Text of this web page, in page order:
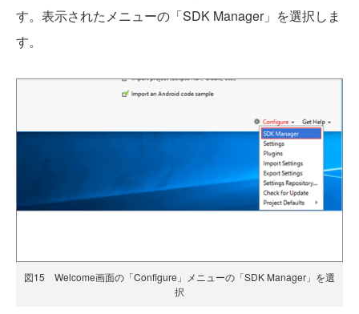
す。表示されたメニューの「SDK Manager」を選択しま
す。
図15 Welcome画面の「Configure」メニューの「SDK Manager」を選
択